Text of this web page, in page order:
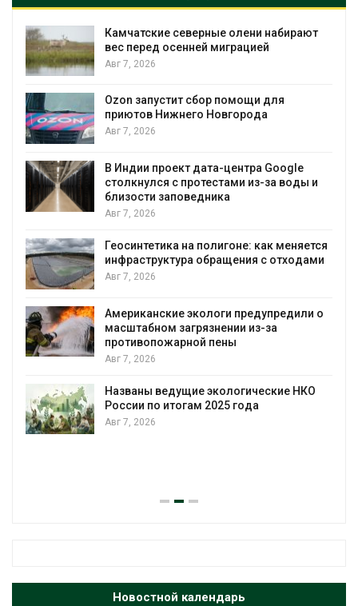
Камчатские северные олени набирают
вес перед осенней миграцией
Авг 7, 2026
Ozon запустит сбор помощи для
приютов Нижнего Новгорода
Авг 7, 2026
В Индии проект дата-центра Google
столкнулся с протестами из-за воды и
близости заповедника
Авг 7, 2026
Геосинтетика на полигоне: как меняется
инфраструктура обращения с отходами
Авг 7, 2026
Американские экологи предупредили о
масштабном загрязнении из-за
противопожарной пены
Авг 7, 2026
Названы ведущие экологические НКО
России по итогам 2025 года
Авг 7, 2026
Новостной календарь